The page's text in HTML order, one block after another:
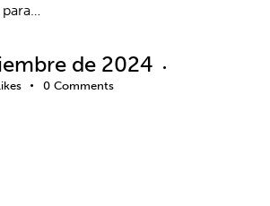
de 2024
0 Comments